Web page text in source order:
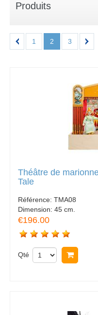
Produits
1 2 3
Théâtre de
Tale
Référence: TMA08
Dimension: 45 cm.
€196.00
Qté